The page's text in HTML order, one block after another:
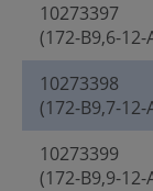
10273397
(172-B9,6-12-
10273398
(172-B9,7-12-
10273399
(172-B9,9-12-